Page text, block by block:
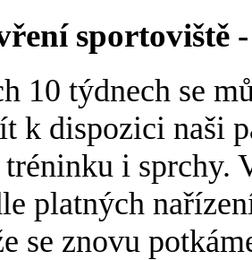
sportoviště
10 týdnech se
k dispozici naši
tréninku i sprchy.
platných
se znovu